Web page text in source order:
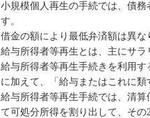
小規模個人再生の手続では、債
す。
借金の額により最低弁済額は異な
給与所得者等再生とは、主にサラ
給与所得者等再生手続きを利用す
に加えて、「給与またはこれに
給与所得者等再生手続では、清
て可処分所得を割り出して、その